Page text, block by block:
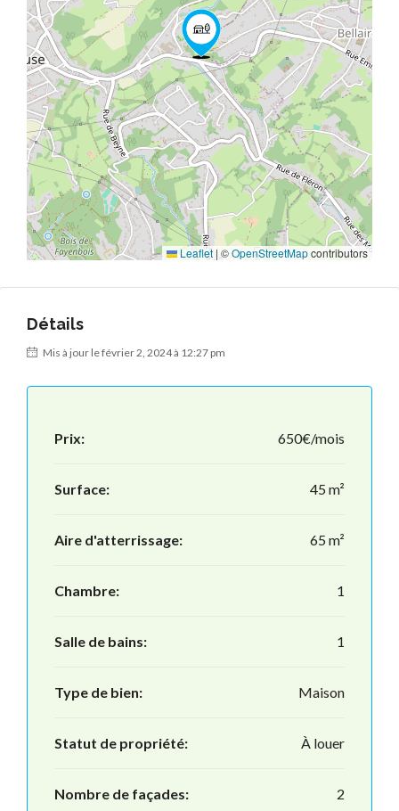
Leaflet | ©OpenStreetMapcontributors
Détails
Mis à jour le février 2, 2024 à 12:27 pm
Prix: 650€/mois
Surface: 45 m²
Aire d'atterrissage: 65 m²
Chambre: 1
Salle de bains: 1
Type de bien: Maison
Statut de propriété: À louer
Nombre de façades: 2